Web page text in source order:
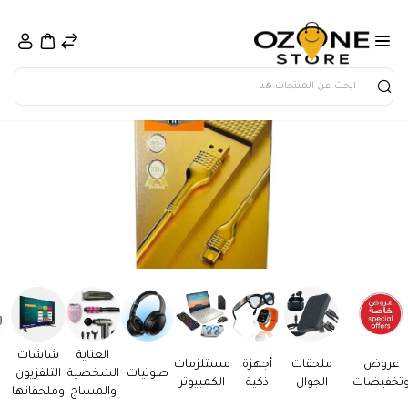
بحث
عروض
ملحقات
الجوال
أجهزة
ذكية
مستلزمات
الكمبيوتر
صوتيات
العناية
الشخصية
والمساج
شاشات
التلفزيون
وملحقاتها